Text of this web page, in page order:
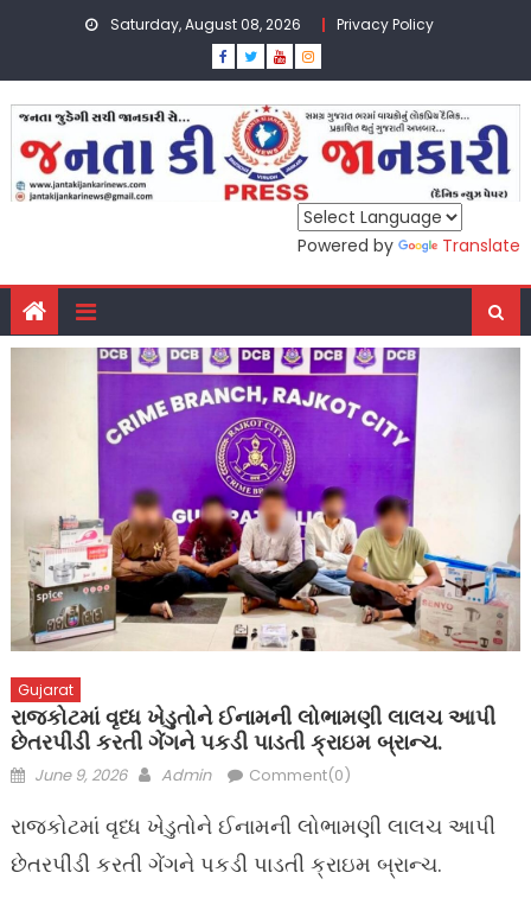
Saturday, August 08, 2026 Privacy Policy
Powered by Translate
Gujarat
રાજકોટમાં વૃધ્ધ ખેડુતોને ઈનામની લોભામણી લાલચ આપી
છેતરપીંડી કરતી ગેંગને પકડી પાડતી ક્રાઇમ બ્રાન્ચ.
Posted
June 9, 2026 Author
Admin Comment(0)
રાજકોટમાં વૃધ્ધ ખેડુતોને ઈનામની લોભામણી લાલચ આપી
છેતરપીંડી કરતી ગેંગને પકડી પાડતી ક્રાઇમ બ્રાન્ચ.